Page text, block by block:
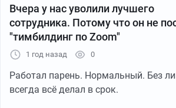
Вчера у нас уволили лучшего
сотрудника. Потому что он не
"тимбилдинг по Zoom"
1 год назад 0
Работал парень. Нормальный. Без
всегда всё делал в срок.